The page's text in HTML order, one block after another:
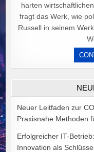
harten
fragt das Werk, wie
Russell in seinem
Neuer Leitfaden zur
Praxisnahe Methoden
Erfolgreicher IT-
Innovation als